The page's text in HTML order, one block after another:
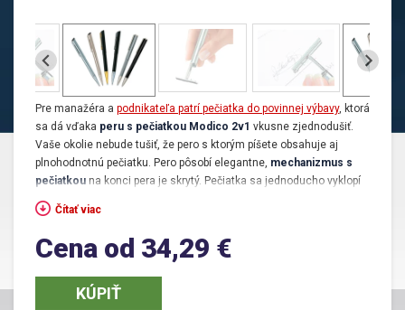
Pre manažéra a podnikateľa patrí pečiatka do povinnej výbavy, ktorá
sa dá vďaka peru s pečiatkou Modico 2v1 vkusne zjednodušiť.
Vaše okolie nebude tušiť, že pero s ktorým píšete obsahuje aj
plnohodnotnú pečiatku. Pero pôsobí elegantne, mechanizmus s
pečiatkou na konci pera je skrytý. Pečiatka sa jednoducho vyklopí
zo zadnej časti a je okamžite
dodatočného použitia atramentu.
Používanie pera s pečiatkou Modico
Čítať viac
Cena od 34,29 €
KÚPIŤ